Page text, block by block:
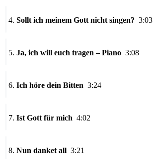
4. Sollt ich meinem Gott nicht singen? 3:03
5. Ja, ich will euch tragen – Piano 3:08
6. Ich höre dein Bitten 3:24
7. Ist Gott für mich 4:02
8. Nun danket all 3:21